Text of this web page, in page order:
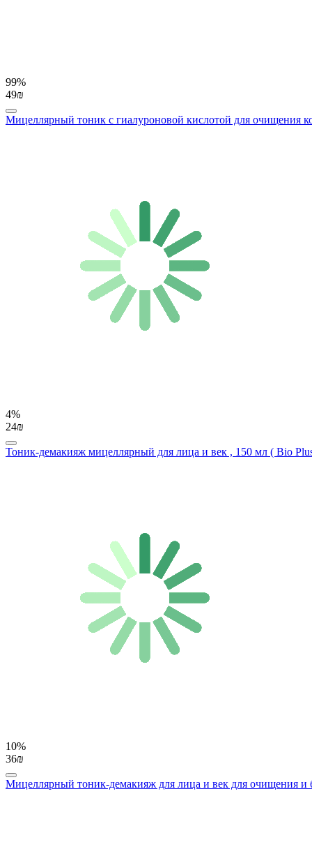
99%
49₪
Мицеллярный тоник с гиалуроновой кислотой для очищения
4%
24₪
Тоник-демакияж мицеллярный для лица и век , 150 мл ( Bio
10%
36₪
Мицеллярный тоник-демакияж для лица и век для очищения